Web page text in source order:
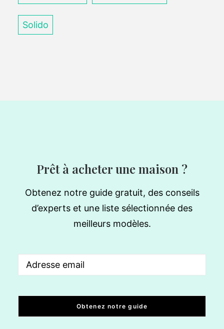
Solido
Prêt à acheter une maison ?
Obtenez notre guide gratuit, des conseils
d’experts et une liste sélectionnée des
meilleurs modèles.
Email(Nécessaire)